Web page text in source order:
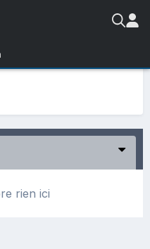
rien ici